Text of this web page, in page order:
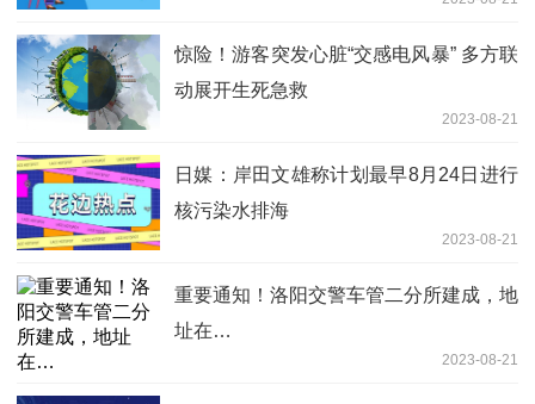
惊险！游客突发心脏“交感电风暴” 多方联
动展开生死急救
2023-08-21
日媒：岸田文雄称计划最早8月24日进行
核污染水排海
2023-08-21
重要通知！洛阳交警车管二分所建成，地
址在…
2023-08-21